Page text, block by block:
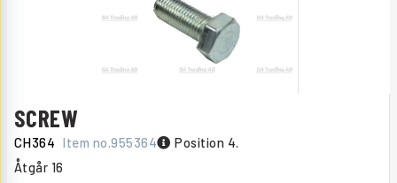
SCREW
CH364 Item no.955364 Position 4.
Åtgår 16